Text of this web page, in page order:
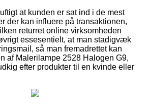
at kunden er sat ind i de mest
der kan influere på transaktionen,
returret online virksomheden
essesentielt, at man stadigvæk
så man fremadrettet kan
af Malerilampe 2528 Halogen G9,
efter produkter til en kvinde eller